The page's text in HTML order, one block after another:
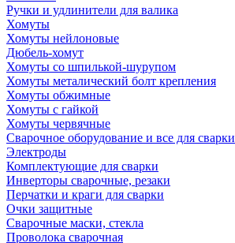
Ручки и удлинители для валика
Хомуты
Хомуты нейлоновые
Дюбель-хомут
Хомуты со шпилькой-шурупом
Хомуты металический болт крепления
Хомуты обжимные
Хомуты с гайкой
Хомуты червячные
Сварочное оборудование и все для сварки
Электроды
Комплектующие для сварки
Инверторы сварочные, резаки
Перчатки и краги для сварки
Очки защитные
Сварочные маски, стекла
Проволока сварочная